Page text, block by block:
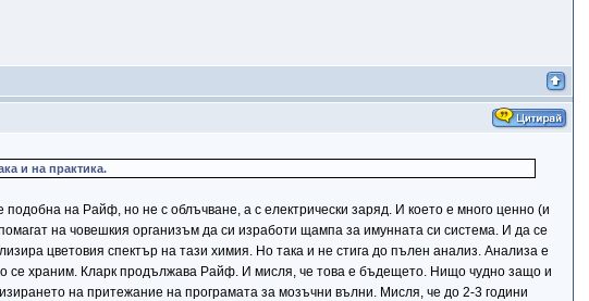
и на практика.
на Райф, но не с облъчване, а с електрически заряд. И което е много ценно (и
на човешкия организъм да си изработи щампа за имунната си система. И да се
цветовия спектър на тази химия. Но така и не стига до пълен анализ. Анализа е
се храним. Кларк продължава Райф. И мисля, че това е бъдещето. Нищо чудно защо и
на притежание на програмата за мозъчни вълни. Мисля, че до 2-3 години